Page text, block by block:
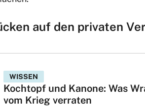
auf den privaten
WISSEN
Kochtopf und Kanone: Was
vom Krieg verraten